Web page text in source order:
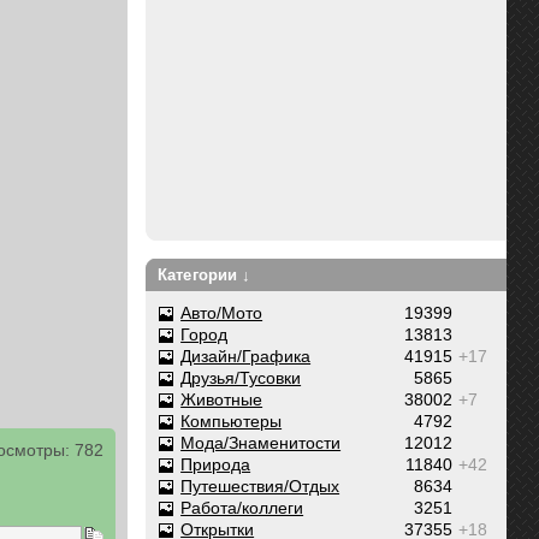
782
Категории ↓
19399
Авто/Мото
13813
Город
+17
41915
Дизайн/Графика
5865
Друзья/Тусовки
+7
38002
Животные
4792
Компьютеры
12012
Мода/Знаменитости
+42
11840
Природа
8634
Путешествия/Отдых
3251
Работа/коллеги
+18
37355
Открытки